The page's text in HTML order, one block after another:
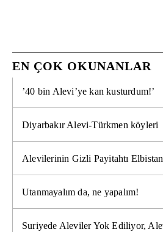
EN ÇOK OKUNANLAR
’40 bin Alevi’ye kan kusturdum!’
Diyarbakır Alevi-Türkmen köyleri
Alevilerinin Gizli Payitahtı
Utanmayalım da, ne yapalım!
Suriyede Aleviler Yok Ediliyor,